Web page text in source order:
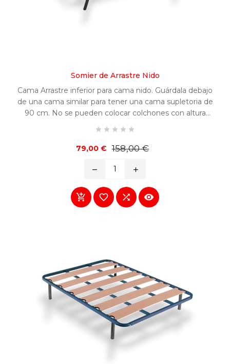
Somier de Arrastre Nido
Cama Arrastre inferior para cama nido. Guárdala debajo
de una cama similar para tener una cama supletoria de
90 cm. No se pueden colocar colchones con altura
    
79,00 € 158,00 €
remove add
   